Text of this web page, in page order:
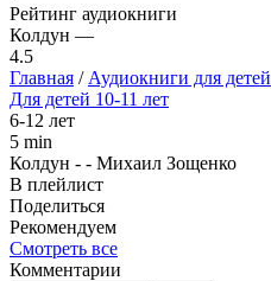
Рейтинг аудиокниги
Колдун —
4.5
Главная / Аудиокниги для детей
Для детей 10-11 лет
6-12 лет
5 min
Колдун - - Михаил Зощенко
В плейлист
Поделиться
Рекомендуем
Смотреть все
Комментарии